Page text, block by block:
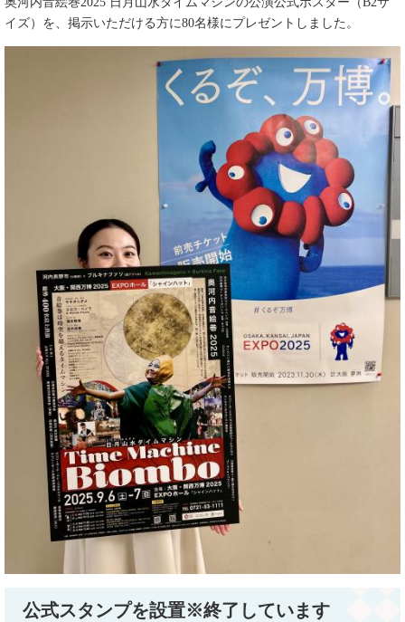
イズ）を、掲示いただける方に80名様にプレゼントしました。
公式スタンプを設置※終了しています